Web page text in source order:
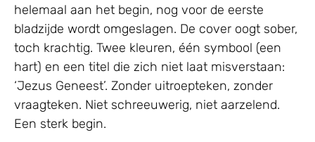
helemaal aan het begin, nog voor de eerste
bladzijde wordt omgeslagen. De cover oogt sober,
toch krachtig. Twee kleuren, één symbool (een
hart) en een titel die zich niet laat misverstaan:
‘Jezus Geneest’. Zonder uitroepteken, zonder
vraagteken. Niet schreeuwerig, niet aarzelend.
Een sterk begin.